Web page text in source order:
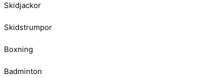
Skidjackor
Skidstrumpor
Boxning
Badminton